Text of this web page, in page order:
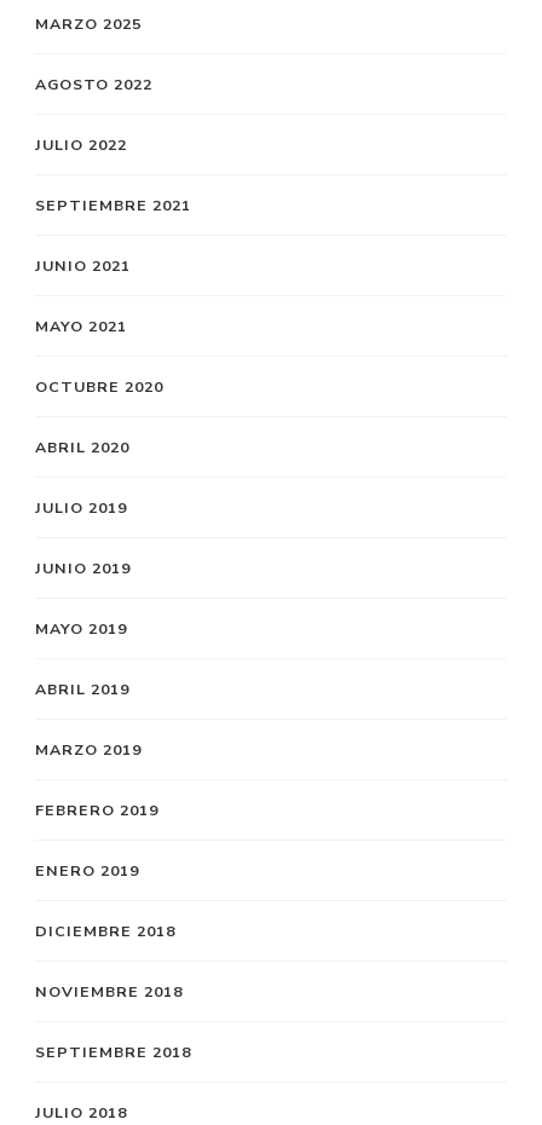
MARZO 2025
AGOSTO 2022
JULIO 2022
SEPTIEMBRE 2021
JUNIO 2021
MAYO 2021
OCTUBRE 2020
ABRIL 2020
JULIO 2019
JUNIO 2019
MAYO 2019
ABRIL 2019
MARZO 2019
FEBRERO 2019
ENERO 2019
DICIEMBRE 2018
NOVIEMBRE 2018
SEPTIEMBRE 2018
JULIO 2018